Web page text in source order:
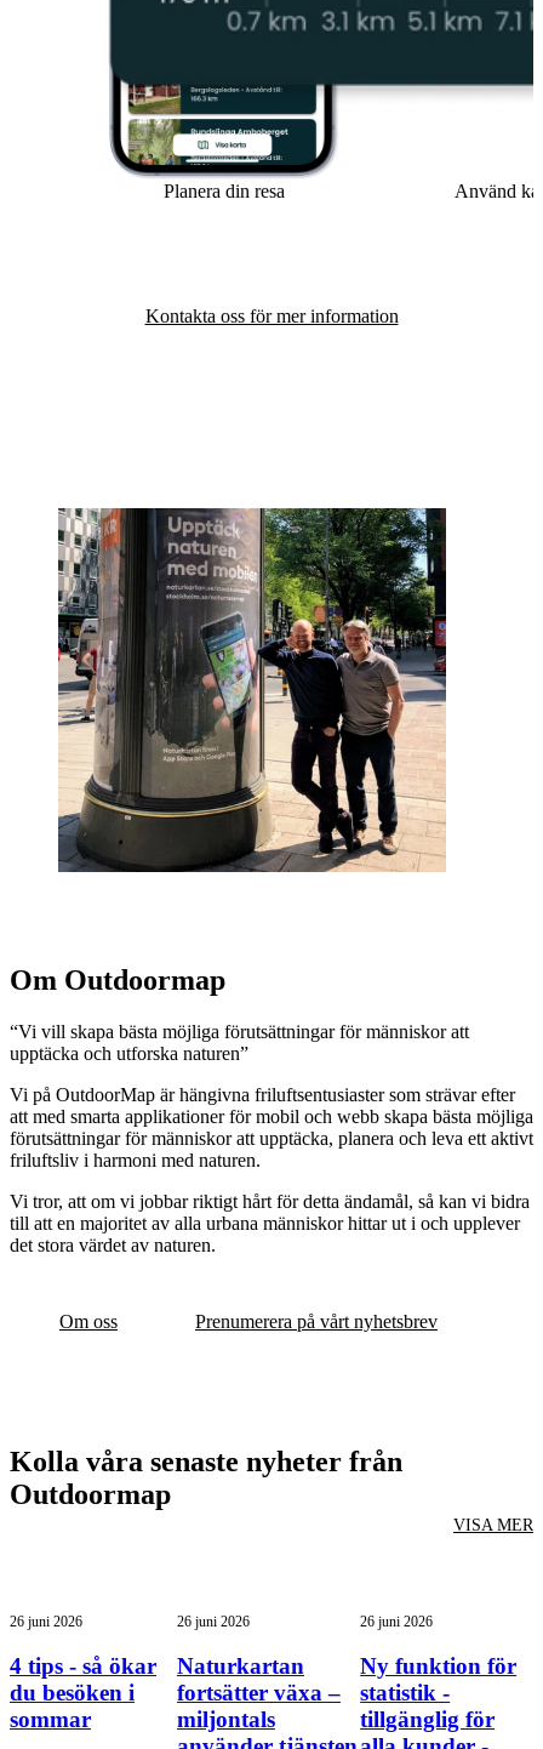
Planera din resa Använd
Kontakta oss för mer information
Om Outdoormap
“Vi vill skapa bästa möjliga förutsättningar för människor att
upptäcka och utforska naturen”
Vi på OutdoorMap är hängivna friluftsentusiaster som strävar efter
att med smarta applikationer för mobil och webb skapa bästa möjliga
förutsättningar för människor att upptäcka, planera och leva ett aktivt
friluftsliv i harmoni med naturen.
Vi tror, att om vi jobbar riktigt hårt för detta ändamål, så kan vi bidra
till att en majoritet av alla urbana människor hittar ut i och upplever
det stora värdet av naturen.
Om oss Prenumerera på vårt nyhetsbrev
Kolla våra senaste nyheter från
Outdoormap
VISA MER
26 juni 2026
4 tips - så ökar
du besöken i
sommar
26 juni 2026
Naturkartan
fortsätter växa –
miljontals
26 juni 2026
Ny funktion för
statistik -
tillgänglig för